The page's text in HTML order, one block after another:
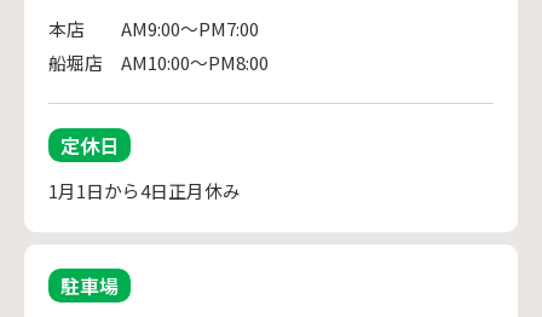
本店　　AM9:00～PM7:00
定休日
1月1日から4日正月休み
駐車場